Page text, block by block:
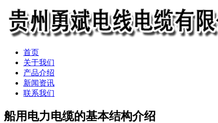
首页
关于我们
产品介绍
新闻资讯
联系我们
船用电力电缆的基本结构介绍